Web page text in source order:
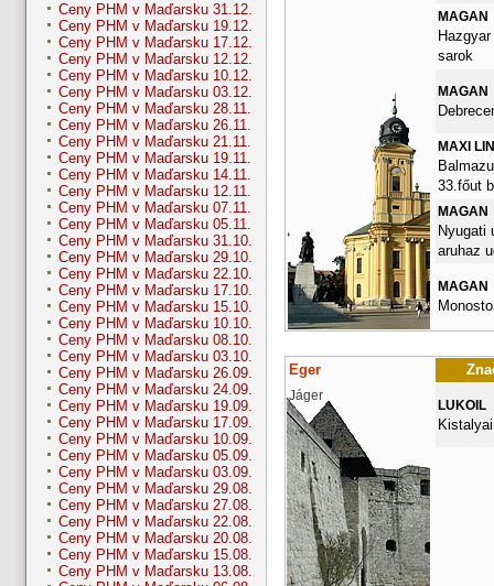
Ceny PHM v Maďarsku 31.12.
Ceny PHM v Maďarsku 19.12.
Ceny PHM v Maďarsku 17.12.
Ceny PHM v Maďarsku 12.12.
Ceny PHM v Maďarsku 10.12.
Ceny PHM v Maďarsku 03.12.
Ceny PHM v Maďarsku 28.11.
Ceny PHM v Maďarsku 26.11.
Ceny PHM v Maďarsku 21.11.
Ceny PHM v Maďarsku 19.11.
Ceny PHM v Maďarsku 14.11.
Ceny PHM v Maďarsku 12.11.
Ceny PHM v Maďarsku 07.11.
Ceny PHM v Maďarsku 05.11.
Ceny PHM v Maďarsku 31.10.
Ceny PHM v Maďarsku 29.10.
Ceny PHM v Maďarsku 22.10.
Ceny PHM v Maďarsku 17.10.
Ceny PHM v Maďarsku 15.10.
Ceny PHM v Maďarsku 10.10.
Ceny PHM v Maďarsku 08.10.
Ceny PHM v Maďarsku 03.10.
Ceny PHM v Maďarsku 26.09.
Ceny PHM v Maďarsku 24.09.
Ceny PHM v Maďarsku 19.09.
Ceny PHM v Maďarsku 17.09.
Ceny PHM v Maďarsku 10.09.
Ceny PHM v Maďarsku 05.09.
Ceny PHM v Maďarsku 03.09.
Ceny PHM v Maďarsku 29.08.
Ceny PHM v Maďarsku 27.08.
Ceny PHM v Maďarsku 22.08.
Ceny PHM v Maďarsku 20.08.
Ceny PHM v Maďarsku 15.08.
Ceny PHM v Maďarsku 13.08.
MAGAN
sarok
MAGAN
MAXI
33.főut
MAGAN
Nyugati
aruhaz
MAGAN
Eger
Jáger
LUKOIL